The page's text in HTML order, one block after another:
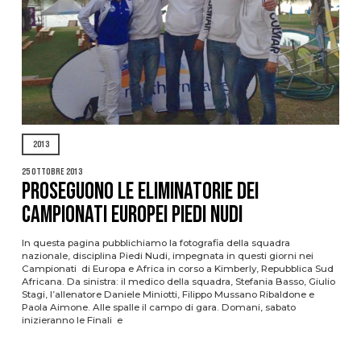
2013
25 Ottobre 2013
PROSEGUONO LE ELIMINATORIE DEI
CAMPIONATI EUROPEI PIEDI NUDI
In questa pagina pubblichiamo la fotografia della squadra
nazionale, disciplina Piedi Nudi, impegnata in questi giorni nei
Campionati di Europa e Africa in corso a Kimberly, Repubblica Sud
Africana. Da sinistra: il medico della squadra, Stefania Basso, Giulio
Stagi, l’allenatore Daniele Miniotti, Filippo Mussano Ribaldone e
Paola Aimone. Alle spalle il campo di gara. Domani, sabato
inizieranno le Finali e